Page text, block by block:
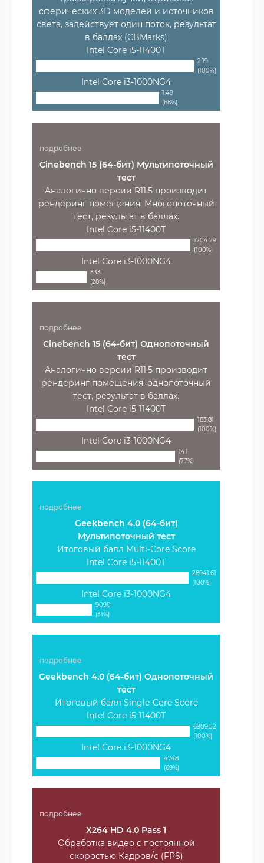
сферических 3D моделей и источников
света, задействует один поток, результат
в баллах (CBMarks)
Intel Core i5-11400T
2.19
(100%)
Intel Core i3-1000NG4
1.49
(68%)
подробнее
Cinebench 15 (64-бит) Мультипоточный
тест
Аналогично версии R11.5 производит
рендеринг помещения. Многопоточный
тест, результат в баллах.
Intel Core i5-11400T
1204.29
(100%)
Intel Core i3-1000NG4
333
(28%)
подробнее
Cinebench 15 (64-бит) Однопоточный
тест
Аналогично версии R11.5 производит
рендеринг помещения. однопоточный
тест, результат в баллах.
Intel Core i5-11400T
183.81
(100%)
Intel Core i3-1000NG4
141
(77%)
подробнее
Geekbench 4.0 (64-бит)
Мультипоточный тест
Итоговый балл Multi-Core Score
Intel Core i5-11400T
28941.61
(100%)
Intel Core i3-1000NG4
9090
(31%)
подробнее
Geekbench 4.0 (64-бит) Однопоточный
тест
Итоговый балл Single-Core Score
Intel Core i5-11400T
6909.52
(100%)
Intel Core i3-1000NG4
4748
(69%)
подробнее
X264 HD 4.0 Pass 1
Обработка видео с постоянной
скоростью Кадров/с (FPS)